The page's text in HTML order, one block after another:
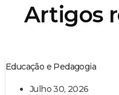
Artigos
Educação e Pedagogia
Julho 30, 2026